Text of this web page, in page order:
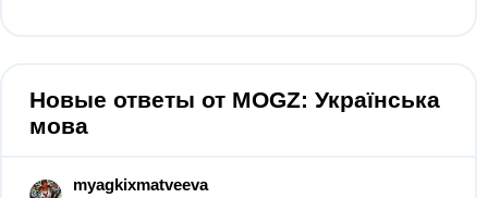
Новые ответы от MOGZ: Українська
мова
myagkixmatveeva